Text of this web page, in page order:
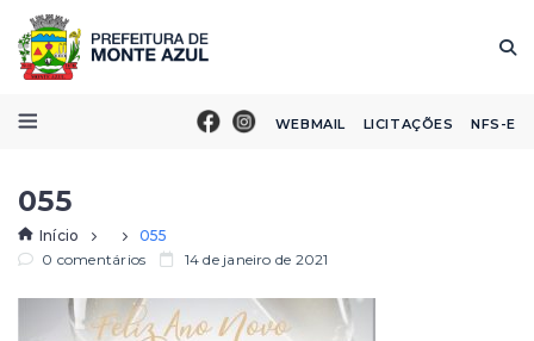
WEBMAIL LICITAÇÕES NFS-E
055
Início
055
0 comentários
14 de janeiro de 2021